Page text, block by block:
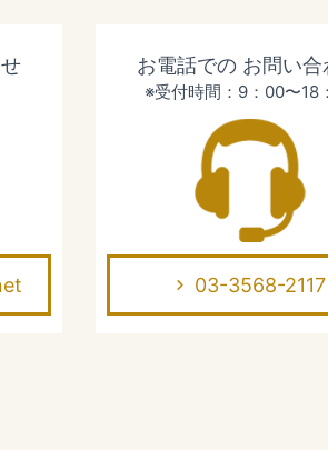
お電話での お問い合
※受付時間：9：00〜18
03-3568-2117